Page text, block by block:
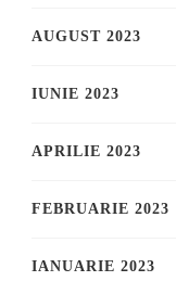
AUGUST 2023
IUNIE 2023
APRILIE 2023
FEBRUARIE 2023
IANUARIE 2023